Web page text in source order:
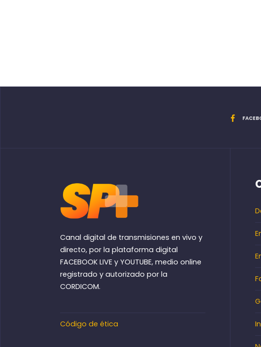
Canal digital de transmisiones en vivo y
directo, por la plataforma digital
FACEBOOK LIVE y YOUTUBE, medio online
registrado y autorizado por la
CORDICOM.
Código de ética